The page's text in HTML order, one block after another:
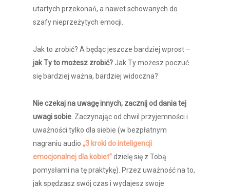
utartych przekonań, a nawet schowanych do
szafy nieprzeżytych emocji.
Jak to zrobić? A będąc jeszcze bardziej wprost –
jak Ty to możesz zrobić? Jak Ty możesz poczuć
się bardziej ważna, bardziej widoczna?
Nie czekaj na uwagę innych, zacznij od dania tej
uwagi sobie . Zaczynając od chwil przyjemności i
uważności tylko dla siebie (w bezpłatnym
nagraniu audio„3 kroki do inteligencji
emocjonalnej dla kobiet”dzielę się z Tobą
pomysłami na tę praktykę). Przez uważność na to,
jak spędzasz swój czas i wydajesz swoje